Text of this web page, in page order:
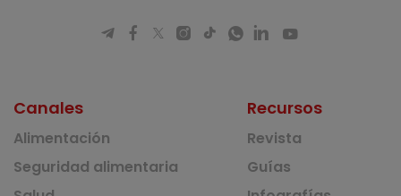
Canales
Alimentación
Seguridad alimentaria
Recursos
Revista
Guías